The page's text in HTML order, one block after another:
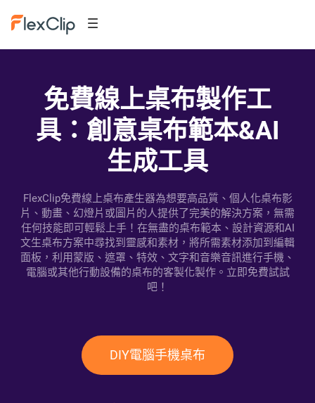
免費線上桌布製作工
具：創意桌布範本&AI
生成工具
FlexClip免費線上桌布產生器為想要高品質、個人化桌布影
片、動畫、幻燈片或圖片的人提供了完美的解決方案，無需
任何技能即可輕鬆上手！在無盡的桌布範本、設計資源和AI
文生桌布方案中尋找到靈感和素材，將所需素材添加到編輯
面板，利用蒙版、遮罩、特效、文字和音樂音訊進行手機、
電腦或其他行動設備的桌布的客製化製作。立即免費試試
吧！
DIY電腦手機桌布